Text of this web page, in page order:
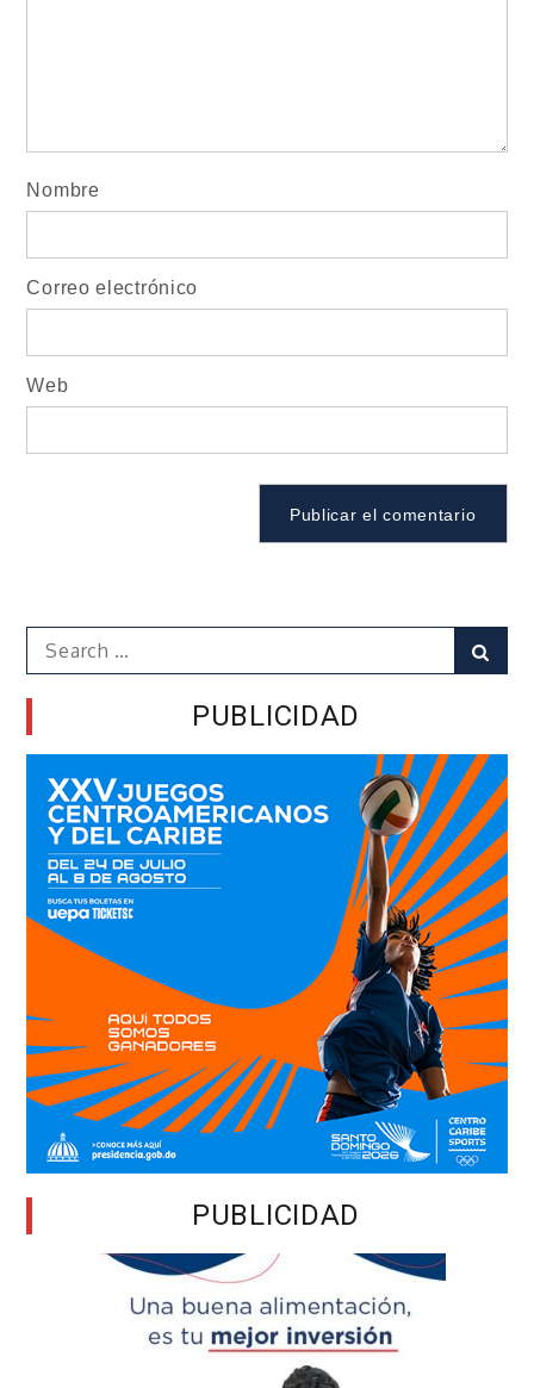
Nombre
Correo electrónico
Web
Search
for:
PUBLICIDAD
PUBLICIDAD